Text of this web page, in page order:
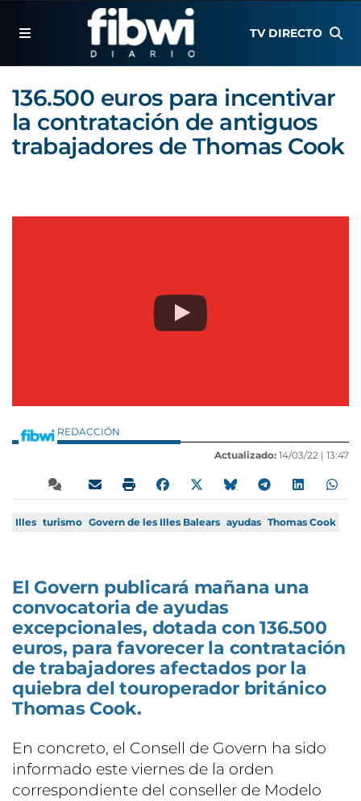
TV DIRECTO
136.500 euros para incentivar
la contratación de antiguos
trabajadores de Thomas Cook
REDACCIÓN
Actualizado: 14/03/22 | 13:47
Illes turismo Govern de les Illes Balears ayudas Thomas Cook
El Govern publicará mañana una
convocatoria de ayudas
excepcionales, dotada con 136.500
euros, para favorecer la contratación
de trabajadores afectados por la
quiebra del touroperador británico
Thomas Cook.
En concreto, el Consell de Govern ha sido
informado este viernes de la orden
correspondiente del conseller de Modelo